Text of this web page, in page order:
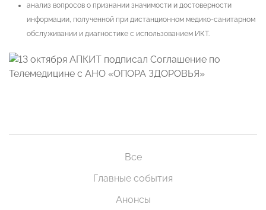
анализ вопросов о признании значимости и достоверности
информации, полученной при дистанционном медико-санитарном
обслуживании и диагностике с использованием ИКТ.
Все
Главные события
Анонсы